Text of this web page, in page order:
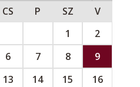
CS P SZ
V
1
2
6 7 8
9
13 14 15
16